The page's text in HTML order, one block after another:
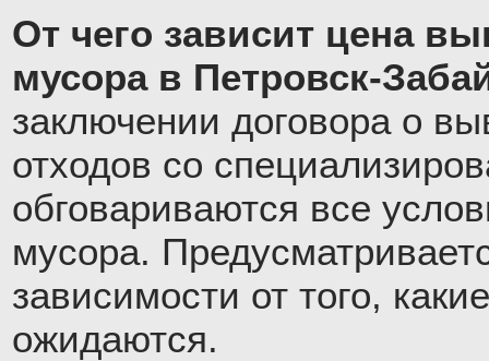
От чего зависит цена
мусора в Петровск-
заключении договора о
отходов со
обговариваются все
мусора.
зависимости от того,
ожидаются.